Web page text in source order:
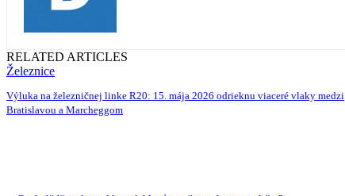
RELATED ARTICLES
Železnice
Výluka na železničnej linke R20: 15. mája 2026 odrieknu viaceré vlaky medzi
Bratislavou a Marcheggom